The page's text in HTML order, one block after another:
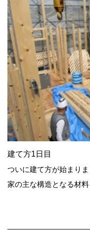
建て方1日目
ついに建て方が始まりま
家の主な構造となる材